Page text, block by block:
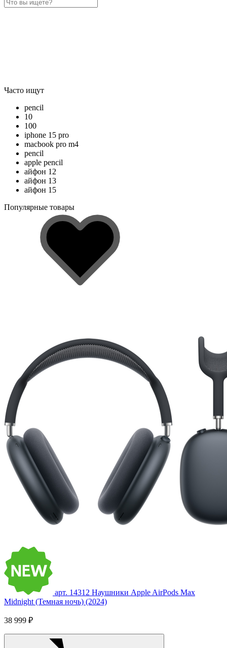
Часто ищут
pencil
10
100
iphone 15 pro
macbook pro m4
pencil
apple pencil
айфон 12
айфон 13
айфон 15
Популярные товары
арт. 14312 Наушники Apple AirPods Max
Midnight (Темная ночь) (2024)
38 999 ₽